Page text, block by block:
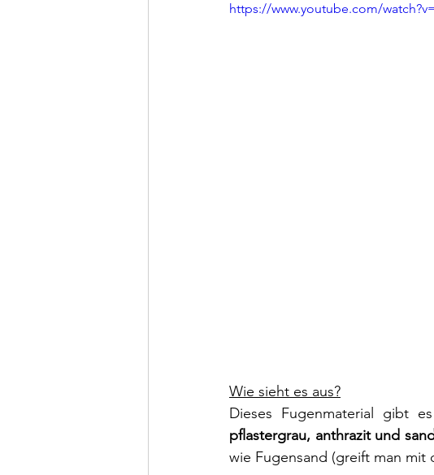
https://www.youtube.com/
Wie sieht es aus?
Dieses Fugenmaterial gibt
pflastergrau, anthrazit und
wie Fugensand (greift man mit